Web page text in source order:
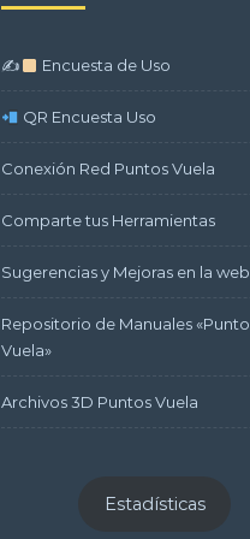
✍ Encuesta de Uso
QR Encuesta Uso
Conexión Red Puntos Vuela
Comparte tus Herramientas
Sugerencias y Mejoras en la web
Repositorio de Manuales «Punto
Vuela»
Archivos 3D Puntos Vuela
Estadísticas